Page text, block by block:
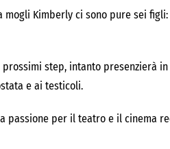
Kimberly ci sono pure sei figli:
step, intanto presenzierà in
e ai testicoli.
passione per il teatro e il cinema